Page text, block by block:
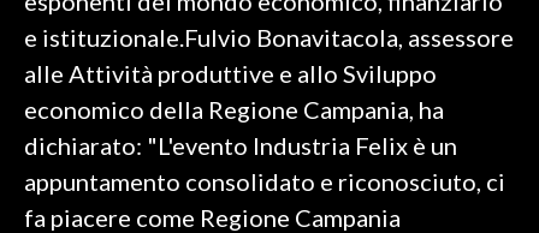
ABBONATI
STORE
e istituzionale.Fulvio Bonavitacola, assessore
alle Attività produttive e allo Sviluppo
economico della Regione Campania, ha
dichiarato: "L'evento Industria Felix è un
appuntamento consolidato e riconosciuto, ci
fa piacere come Regione Campania